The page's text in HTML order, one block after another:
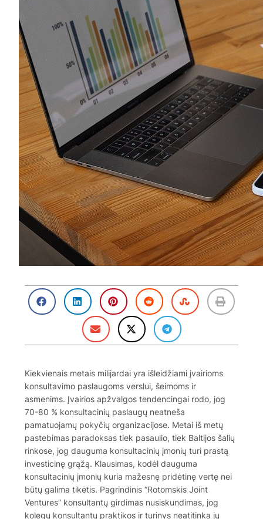
Kiekvienais metais milijardai yra išleidžiami įvairioms
konsultavimo paslaugoms verslui, šeimoms ir
asmenims. Įvairios apžvalgos tendencingai rodo, jog
70-80 % konsultacinių paslaugų neatneša
pamatuojamų pokyčių organizacijose. Metai iš metų
pastebimas paradoksas tiek pasaulio, tiek Baltijos šalių
rinkose, jog dauguma konsultacinių įmonių turi prastą
investicinę grąžą. Klausimas, kodėl dauguma
konsultacinių įmonių kuria mažesnę pridėtinę vertę nei
būtų galima tikėtis. Pagrindinis “Rotomskis Joint
Ventures” konsultantų girdimas nusiskundimas, jog
kolegų konsultantų praktikos ir turinys neatitinka jų